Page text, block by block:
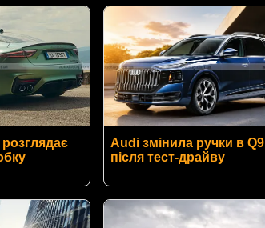
Audi змінила ручки в Q9
після тест-драйву